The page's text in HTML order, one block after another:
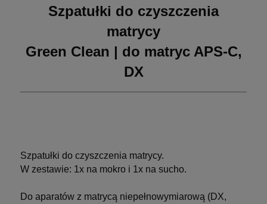
Szpatułki do czyszczenia
matrycy
Green Clean | do matryc APS-C,
DX
Szpatułki do czyszczenia matrycy.
W zestawie: 1x na mokro i 1x na sucho.
Do aparatów z matrycą niepełnowymiarową (DX,